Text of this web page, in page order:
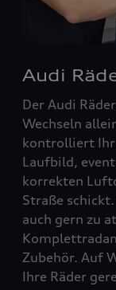
Audi
Der Audi
Wechseln
kontrolliert Ihr
Laufbild,
korrekten
Straße
auch gern zu
Zubehör. Auf
Ihre Räder